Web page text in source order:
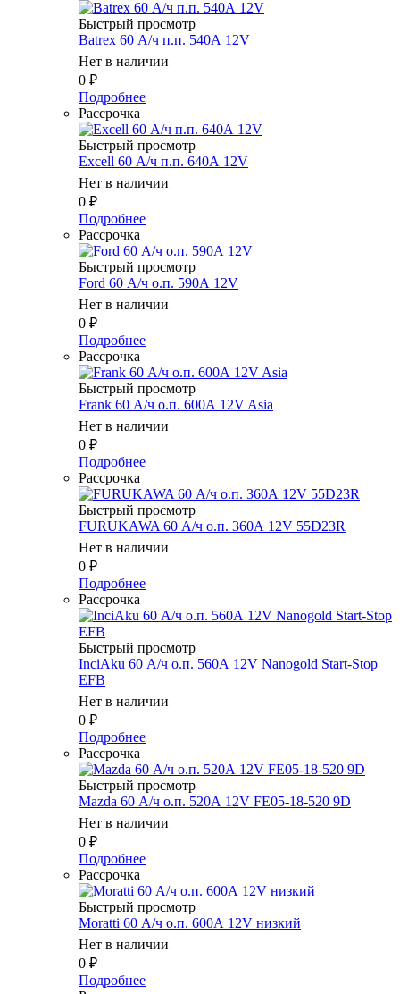
Быстрый просмотр
Batrex 60 А/ч п.п. 540А 12V
Нет в наличии
0 ₽
Подробнее
Рассрочка
Быстрый просмотр
Excell 60 А/ч п.п. 640А 12V
Нет в наличии
0 ₽
Подробнее
Рассрочка
Быстрый просмотр
Ford 60 А/ч о.п. 590А 12V
Нет в наличии
0 ₽
Подробнее
Рассрочка
Быстрый просмотр
Frank 60 А/ч о.п. 600А 12V Asia
Нет в наличии
0 ₽
Подробнее
Рассрочка
Быстрый просмотр
FURUKAWA 60 А/ч о.п. 360А 12V 55D23R
Нет в наличии
0 ₽
Подробнее
Рассрочка
Быстрый просмотр
InciAku 60 А/ч о.п. 560А 12V Nanogold Start-Stop
EFB
Нет в наличии
0 ₽
Подробнее
Рассрочка
Быстрый просмотр
Mazda 60 А/ч о.п. 520А 12V FE05-18-520 9D
Нет в наличии
0 ₽
Подробнее
Рассрочка
Быстрый просмотр
Moratti 60 А/ч о.п. 600А 12V низкий
Нет в наличии
0 ₽
Подробнее